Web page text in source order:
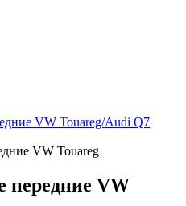
VW Touareg/Audi Q7
VW Touareg
передние VW